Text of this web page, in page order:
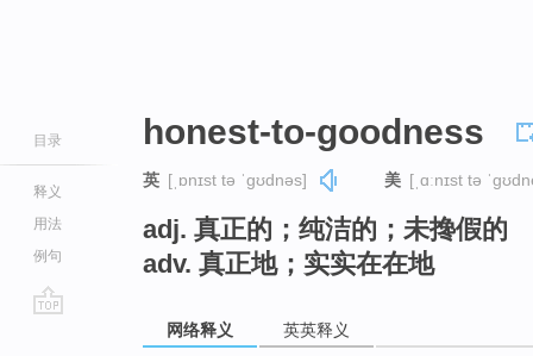
目录
释义
用法
例句
honest-to-goodness
英 [ˌɒnɪst tə ˈɡʊdnəs] 美 [ˌɑːnɪst tə
adj. 真正的；纯洁的；未搀假的
adv. 真正地；实实在在地
网络释义 英英释义